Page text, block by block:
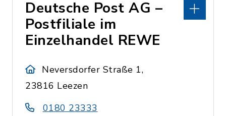
Deutsche Post AG –
Postfiliale im
Einzelhandel REWE
Neversdorfer Straße 1,
23816 Leezen
0180 23333